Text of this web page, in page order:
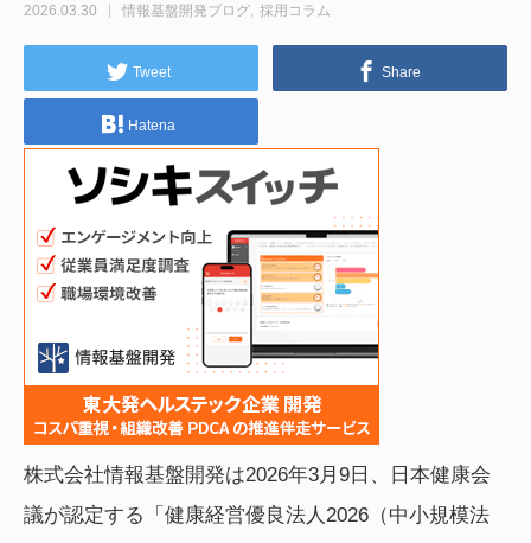
2026.03.30 情報基盤開発ブログ 採用コラム
Tweet Share
Hatena
株式会社情報基盤開発は2026年3月9日、日本健康会
議が認定する「健康経営優良法人2026（中小規模法